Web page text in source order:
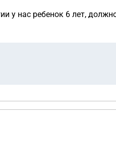
нас ребенок 6 лет,